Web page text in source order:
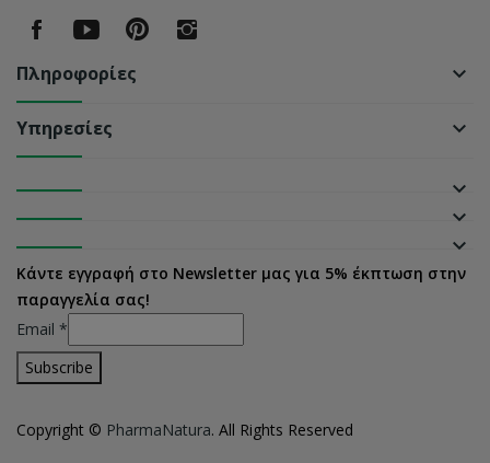
Πληροφορίες keyboard_arrow_down
Υπηρεσίες keyboard_arrow_down
keyboard_arrow_down
keyboard_arrow_down
keyboard_arrow_down
Κάντε εγγραφή στο Newsletter μας για 5% έκπτωση στην
παραγγελία σας!
Email *
Copyright © PharmaNatura. All Rights Reserved